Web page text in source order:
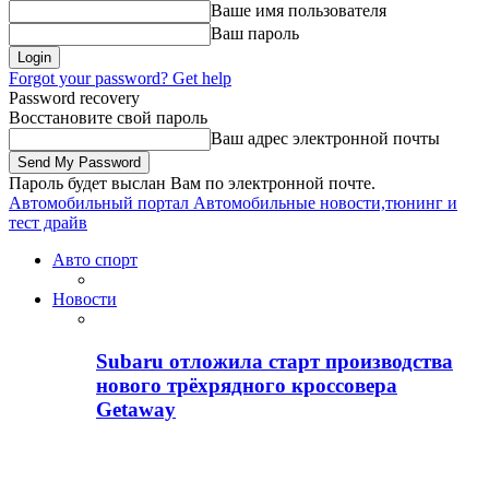
Ваше имя пользователя
Ваш пароль
Forgot your password? Get help
Password recovery
Восстановите свой пароль
Ваш адрес электронной почты
Пароль будет выслан Вам по электронной почте.
Автомобильный портал Автомобильные новости,тюнинг и
тест драйв
Авто спорт
Новости
Subaru отложила старт производства
нового трёхрядного кроссовера
Getaway